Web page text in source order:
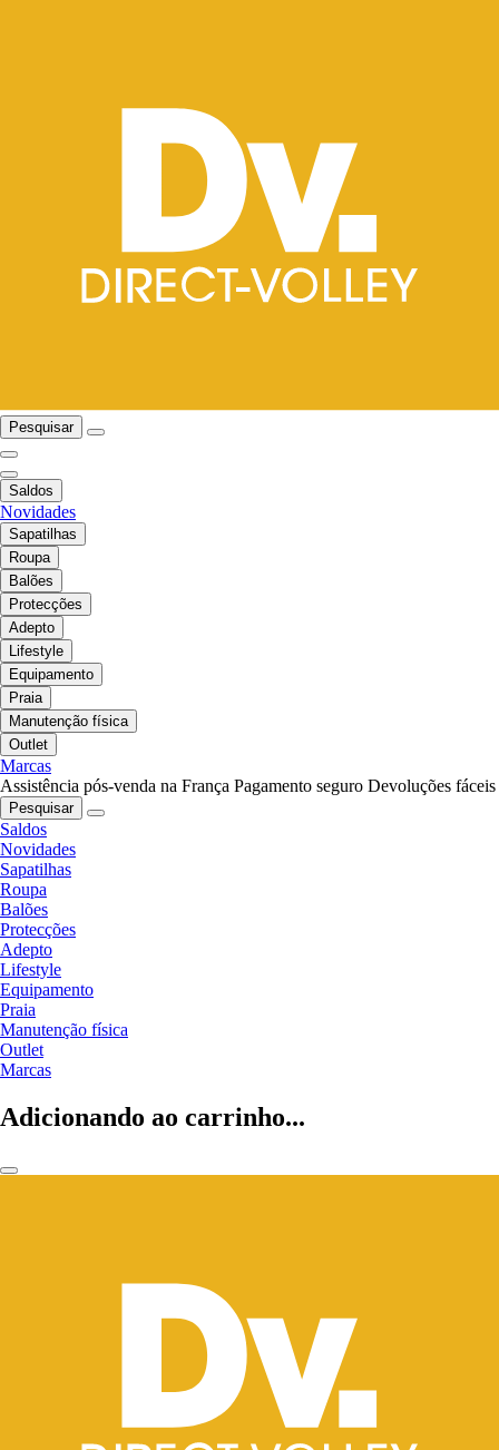
Pesquisar
Saldos
Novidades
Sapatilhas
Roupa
Balões
Protecções
Adepto
Lifestyle
Equipamento
Praia
Manutenção física
Outlet
Marcas
Assistência pós-venda na França Pagamento seguro Devoluções fáceis
Pesquisar
Saldos
Novidades
Sapatilhas
Roupa
Balões
Protecções
Adepto
Lifestyle
Equipamento
Praia
Manutenção física
Outlet
Marcas
Adicionando ao carrinho...